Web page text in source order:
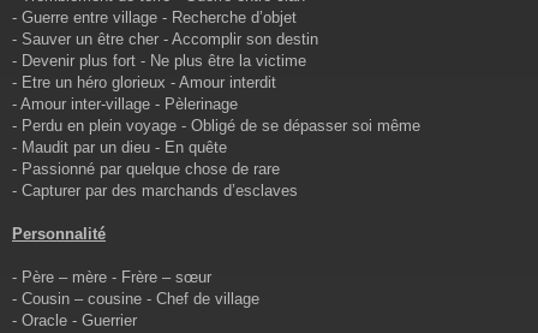
- Guerre entre village - Recherche d’objet
- Sauver un être cher - Accomplir son destin
- Devenir plus fort - Ne plus être la victime
- Etre un héro glorieux - Amour interdit
- Amour inter-village - Pèlerinage
- Perdu en plein voyage - Obligé de se dépasser soi même
- Maudit par un dieu - En quête
- Passionné par quelque chose de rare
- Capturer par des marchands d’esclaves
Personnalité
- Père – mère - Frère – sœur
- Cousin – cousine - Chef de village
- Oracle - Guerrier